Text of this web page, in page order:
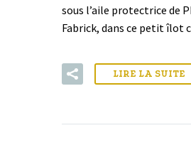
sous l’aile protectrice de
Fabrick, dans ce petit îlot
LIRE LA SUITE